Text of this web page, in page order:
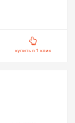
купить в 1 клик